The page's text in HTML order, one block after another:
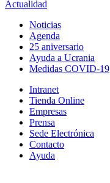
Actualidad
Noticias
Agenda
25 aniversario
Ayuda a Ucrania
Medidas COVID-19
Intranet
Tienda Online
Empresas
Prensa
Sede Electrónica
Contacto
Ayuda